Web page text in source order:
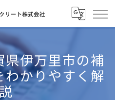
伊万里市の補
かりやすく解